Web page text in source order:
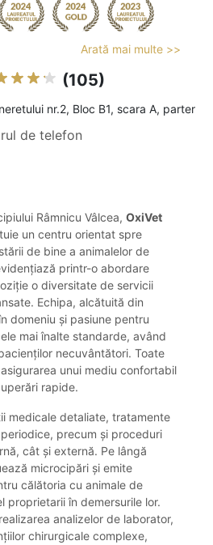
Arată mai multe >>
(105)
nr.2, Bloc B1, scara A, parter
de telefon
Râmnicu Vâlcea, OxiVet
un centru orientat spre
de bine a animalelor de
printr-o abordare
o diversitate de servicii
Echipa, alcătuită din
domeniu și pasiune pentru
mai înalte standarde, având
necuvântători. Toate
unui mediu confortabil
rapide.
medicale detaliate, tratamente
precum și proceduri
cât și externă. Pe lângă
microcipări și emite
călătoria cu animale de
proprietarii în demersurile lor.
analizelor de laborator,
chirurgicale complexe,